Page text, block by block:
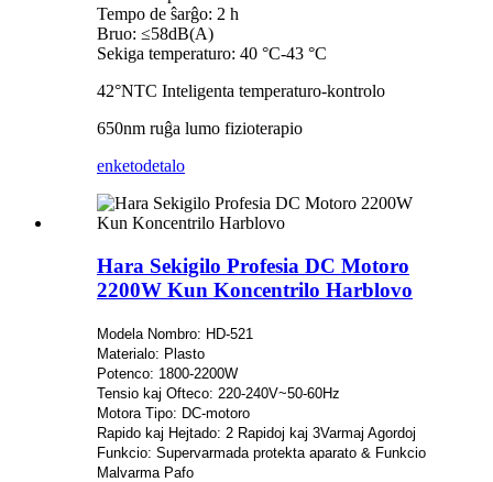
Tempo de ŝarĝo: 2 h
Bruo: ≤58dB(A)
Sekiga temperaturo: 40 °C-43 °C
42°NTC Inteligenta temperaturo-kontrolo
650nm ruĝa lumo fizioterapio
enketodetalo
Hara Sekigilo Profesia DC Motoro
2200W Kun Koncentrilo Harblovo
Modela Nombro: HD-521
Materialo: Plasto
Potenco: 1800-2200W
Tensio kaj Ofteco: 220-240V~50-60Hz
Motora Tipo: DC-motoro
Rapido kaj Hejtado: 2 Rapidoj kaj 3Varmaj Agordoj
Funkcio: Supervarmada protekta aparato & Funkcio
Malvarma Pafo